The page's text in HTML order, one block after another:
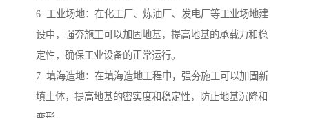
6. 工业场地：在化工厂、炼油厂、发电厂等工业场地建
设中，强夯施工可以加固地基，提高地基的承载力和稳
定性，确保工业设备的正常运行。
7. 填海造地：在填海造地工程中，强夯施工可以加固新
填土体，提高地基的密实度和稳定性，防止地基沉降和